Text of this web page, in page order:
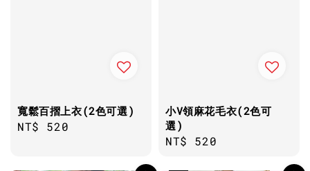
寬鬆百摺上衣(2色可選)
Regular
NT$ 520
小V領麻花毛衣(2色可
選)
Regular
NT$ 520